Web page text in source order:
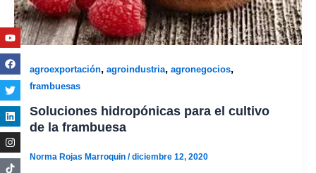
agroexportación, agroindustria, agronegocios,
frambuesas
Soluciones hidropónicas para el cultivo
de la frambuesa
Norma Rojas Marroquin /diciembre 12, 2020
Youtube
Facebook
Twitter
Linkedin
Instagram